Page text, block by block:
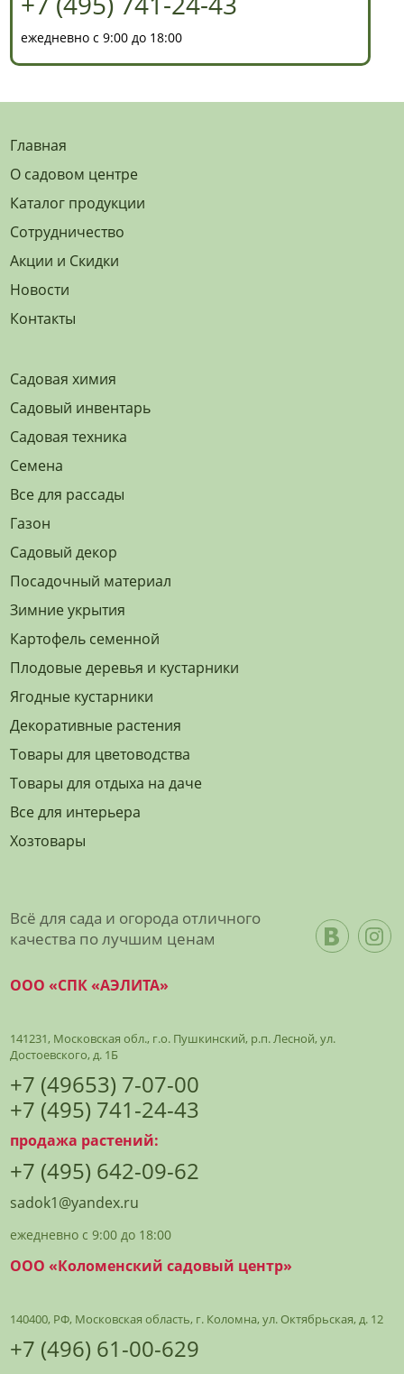
ежедневно с 9:00 до 18:00
Главная
О садовом центре
Каталог продукции
Сотрудничество
Акции и Скидки
Новости
Контакты
Садовая химия
Садовый инвентарь
Садовая техника
Семена
Все для рассады
Газон
Садовый декор
Посадочный материал
Зимние укрытия
Картофель семенной
Плодовые деревья и кустарники
Ягодные кустарники
Декоративные растения
Товары для цветоводства
Товары для отдыха на даче
Все для интерьера
Хозтовары
Всё для сада и огорода отличного
качества по лучшим ценам
ООО «СПК «АЭЛИТА»
141231, Московская обл., г.о. Пушкинский, р.п. Лесной, ул.
Достоевского, д. 1Б
+7 (49653) 7-07-00
+7 (495) 741-24-43
продажа растений:
+7 (495) 642-09-62
sadok1@yandex.ru
ежедневно с 9:00 до 18:00
ООО «Коломенский садовый центр»
140400, РФ, Московская область, г. Коломна, ул. Октябрьская, д. 12
+7 (496) 61-00-629